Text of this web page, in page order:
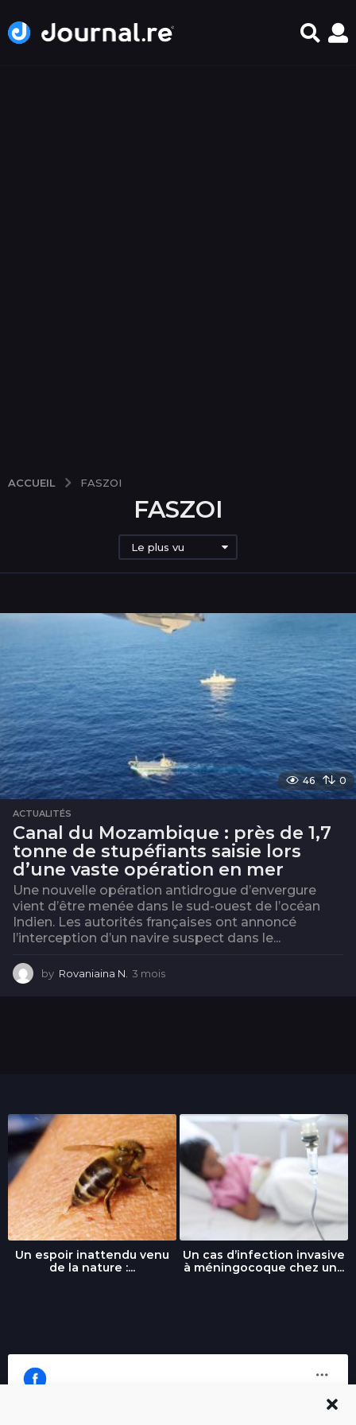
ACCUEIL FASZOI
FASZOI
Le plus vu
46 0
ACTUALITÉS
Canal du Mozambique : près de 1,7
tonne de stupéfiants saisie lors
d’une vaste opération en mer
Une nouvelle opération antidrogue d’envergure
vient d’être menée dans le sud-ouest de l’océan
Indien. Les autorités françaises ont annoncé
l’interception d’un navire suspect dans le...
by Rovaniaina N. 3 mois
Un espoir inattendu venu
de la nature :...
Un cas d’infection invasive
à méningocoque chez un...